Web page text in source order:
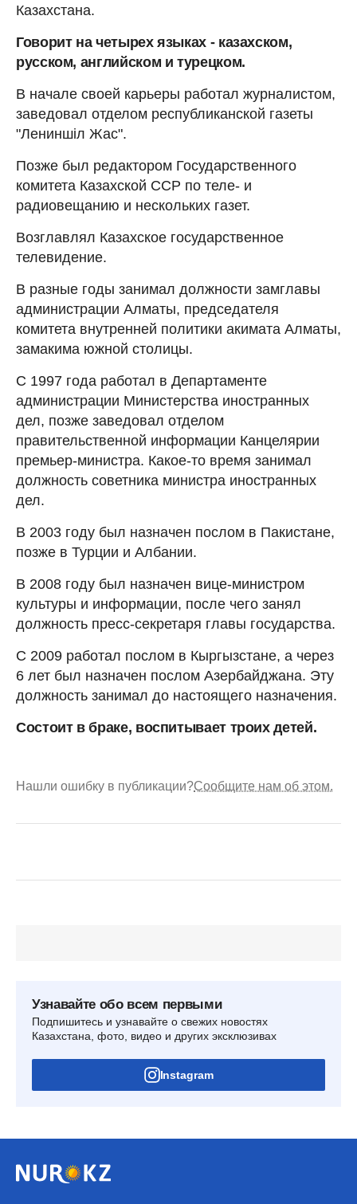
Казахстана.
Говорит на четырех языках - казахском,
русском, английском и турецком.
В начале своей карьеры работал журналистом,
заведовал отделом республиканской газеты
"Лениншіл Жас".
Позже был редактором Государственного
комитета Казахской ССР по теле- и
радиовещанию и нескольких газет.
Возглавлял Казахское государственное
телевидение.
В разные годы занимал должности замглавы
администрации Алматы, председателя
комитета внутренней политики акимата Алматы,
замакима южной столицы.
С 1997 года работал в Департаменте
администрации Министерства иностранных
дел, позже заведовал отделом
правительственной информации Канцелярии
премьер-министра. Какое-то время занимал
должность советника министра иностранных
дел.
В 2003 году был назначен послом в Пакистане,
позже в Турции и Албании.
В 2008 году был назначен вице-министром
культуры и информации, после чего занял
должность пресс-секретаря главы государства.
С 2009 работал послом в Кыргызстане, а через
6 лет был назначен послом Азербайджана. Эту
должность занимал до настоящего назначения.
Состоит в браке, воспитывает троих детей.
Нашли ошибку в публикации?Сообщите нам об этом.
Узнавайте обо всем первыми
Подпишитесь и узнавайте о свежих новостях
Казахстана, фото, видео и других эксклюзивах
Instagram